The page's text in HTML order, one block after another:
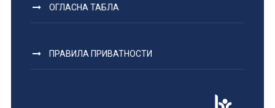
ОГЛАСНА ТАБЛА
ПРАВИЛА ПРИВАТНОСТИ